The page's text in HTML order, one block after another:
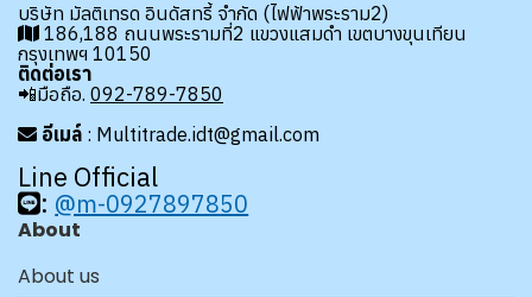
บริษัท มัลติเทรด อินดัสทรี้ จำกัด (ไฟฟ้าพระราม2)
186,188 ถนนพระรามที่2 แขวงแสมดำ เขตบางขุนเทียน
กรุงเทพฯ 10150
ติดต่อเรา
📲มือถือ. 092-789-7850
อีเมล์ : Multitrade.idt@gmail.com
Line Official
: @m-0927897850
About
About us